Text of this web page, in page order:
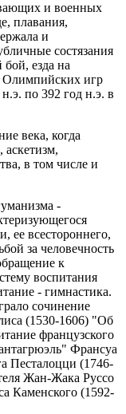
и военных
плавания,
и
состязания
езда на
Олимпийских игр
по 392 год н.э. в
века, когда
аскетизм,
в том числе и
-
ее всестороннего,
за человечность
к
воспитания
- гимнастика.
сочинение
(1530-1606) "Об
французского
Франсуа
Песталоцци (1746-
Жан-Жака Руссо
Каменского (1592-